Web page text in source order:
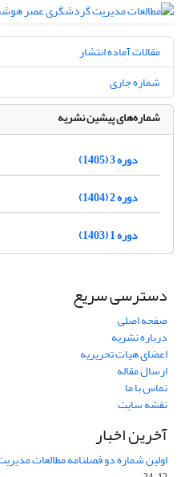
مقالات آماده انتشار
شماره جاری
شماره‌های پیشین نشریه
دوره 3 (1405)
دوره 2 (1404)
دوره 1 (1403)
دسترسی سریع
صفحه اصلی
درباره نشریه
اعضای هیات تحریریه
ارسال مقاله
تماس با ما
نقشه سایت
آخرین اخبار
اولین شماره دو فصلنامه مطالعات